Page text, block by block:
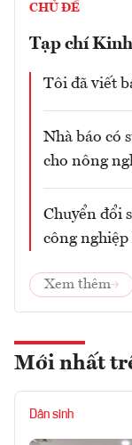
CHỦ ĐỀ
Tạp chí
Tôi đã viết
Nhà báo có
cho nông
Chuyển đổi
công
Xem thêm
Mới nhất
Dân sinh